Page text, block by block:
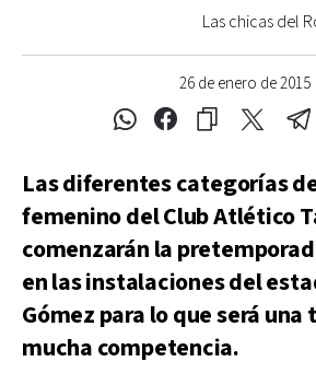
26 de enero de 2015
Las chicas del
Las diferentes categorías
femenino del Club Atlético
comenzarán la
en las instalaciones del
Gómez para lo que será
mucha competencia.